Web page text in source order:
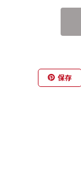
保存